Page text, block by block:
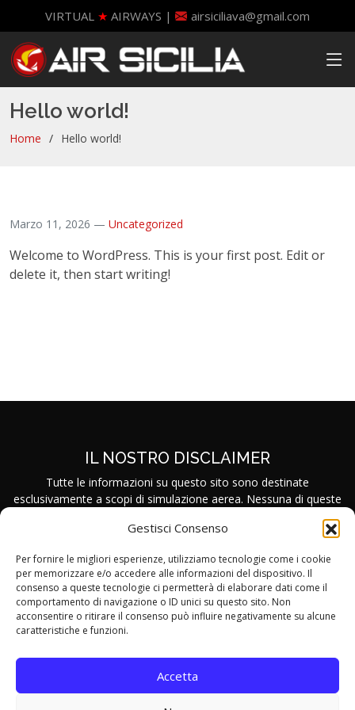
Gestisci Consenso
Per fornire le migliori esperienze, utilizziamo tecnologie come i cookie
per memorizzare e/o accedere alle informazioni del dispositivo. Il
consenso a queste tecnologie ci permetterà di elaborare dati come il
comportamento di navigazione o ID unici su questo sito. Non
acconsentire o ritirare il consenso può influire negativamente su alcune
caratteristiche e funzioni.
Accetta
VIRTUAL ★ AIRWAYS | airsiciliava@gmail.com
Hello world!
Home Hello world!
Marzo 11, 2026 — Uncategorized
Welcome to WordPress. This is your first post. Edit or
delete it, then start writing!
IL NOSTRO DISCLAIMER
Tutte le informazioni su questo sito sono destinate
esclusivamente a scopi di simulazione aerea. Nessuna di queste
informazioni si riferisce o dovrebbe essere utilizzata per scopi di
aviazione nel mondo reale. È tutto rigorosamente per
Virtual non è una compagnia aerea realmente esistente. Questa
compagnia aerea virtuale non ha fini di lucro, è completamente
gratuita. Accetti che il tuo utilizzo di questo sito è a tuo rischio.